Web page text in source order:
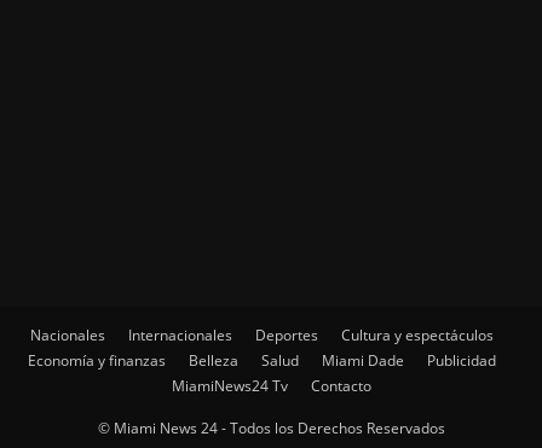
Nacionales Internacionales Deportes
Cultura y espectáculos
Economía y finanzas
Belleza Salud Miami Dade
Publicidad
MiamiNews24 Tv
Contacto
© Miami News 24 - Todos los Derechos Reservados